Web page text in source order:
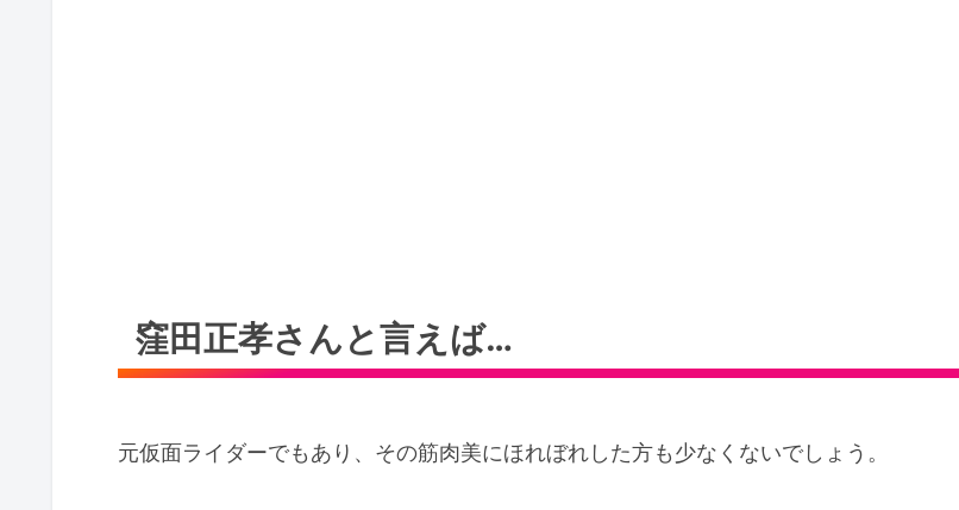
窪田正孝さんと言えば…
元仮面ライダーでもあり、その筋肉美にほれぼれした方も少なくないでしょう。